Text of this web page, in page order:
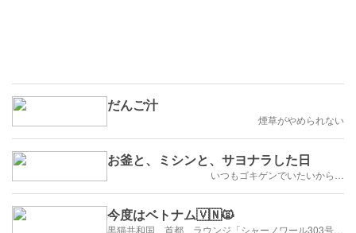
だんご汁
煙草がやめられない
お釜と、ミシンと、サヨナラした日
いつもゴキゲンでいたいから…
今度はベトナム🇻🇳🙀